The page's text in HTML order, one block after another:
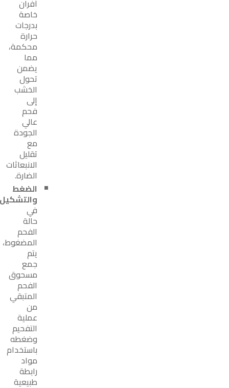
أفران
خاصة
بدرجات
حرارة
محكمة،
مما
يضمن
تحول
الخشب
إلى
فحم
عالي
الجودة
مع
تقليل
الانبعاثات
الضارة.
الضغط
والتشكيل:
في
حالة
الفحم
المضغوط،
يتم
جمع
مسحوق
الفحم
المتبقي
من
عملية
التفحيم
وضغطه
باستخدام
مواد
رابطة
طبيعية